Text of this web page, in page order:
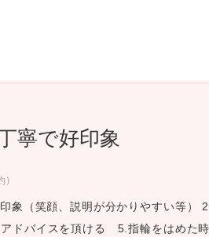
スダイヤモンド&バースストー
ーズサポート
ショ
寧で好印象
象（笑顔、説明が分かりやすい等
アドバイスを頂ける 5.指輪をはめ